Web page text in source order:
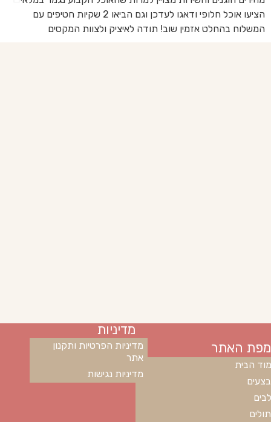
הציעו אוכל חלופי ודאגו לעדכן וגם הביאו 2 שקיות חטיפים עם
המשלוח בהחלט אזמין שוב! תודה לאיציק ולצוות המקסים
מפת האתר
הבית
מדיניות
מדיניות הפרטיות ותקנון
אתר
מדיניות נגישות